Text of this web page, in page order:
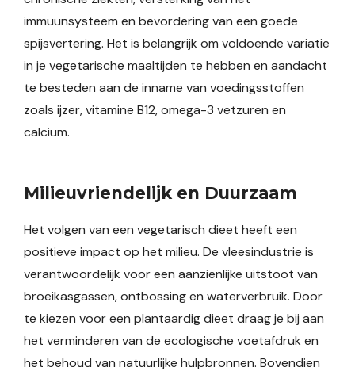
immuunsysteem en bevordering van een goede
spijsvertering. Het is belangrijk om voldoende variatie
in je vegetarische maaltijden te hebben en aandacht
te besteden aan de inname van voedingsstoffen
zoals ijzer, vitamine B12, omega-3 vetzuren en
calcium.
Milieuvriendelijk en Duurzaam
Het volgen van een vegetarisch dieet heeft een
positieve impact op het milieu. De vleesindustrie is
verantwoordelijk voor een aanzienlijke uitstoot van
broeikasgassen, ontbossing en waterverbruik. Door
te kiezen voor een plantaardig dieet draag je bij aan
het verminderen van de ecologische voetafdruk en
het behoud van natuurlijke hulpbronnen. Bovendien